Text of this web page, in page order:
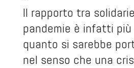
Il rapporto tra
pandemie è infatti
quanto si sarebbe
nel senso che una